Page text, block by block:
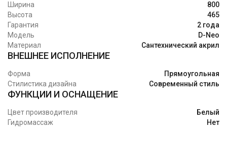
Ширина
800
Высота
465
Гарантия
2 года
Модель
D-Neo
Материал
Сантехнический акрил
ВНЕШНЕЕ ИСПОЛНЕНИЕ
Форма
Прямоугольная
Стилистика дизайна
Современный стиль
ФУНКЦИИ И ОСНАЩЕНИЕ
Цвет производителя
Белый
Гидромассаж
Нет